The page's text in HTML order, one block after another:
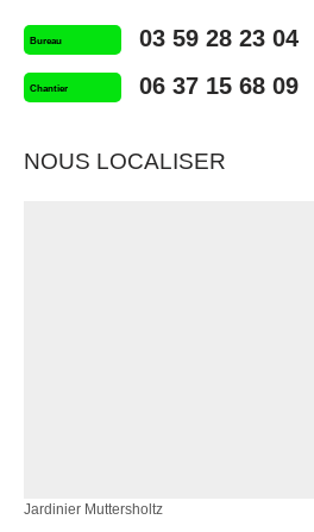
Bureau 03 59 28 23 04
Chantier 06 37 15 68 09
NOUS LOCALISER
Jardinier Muttersholtz